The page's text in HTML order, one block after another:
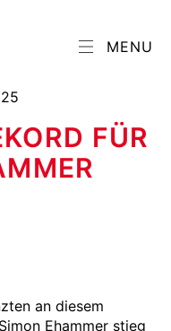
MENU
FÜR
an diesem
Ehammer stieg